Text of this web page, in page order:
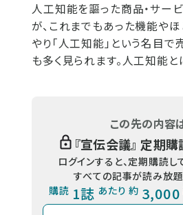
人工知能を謳った商品・サー
が、これまでもあった機能や
やり「人工知能」という名目で
も多く見られます。人工知能
この先の内容
『宣伝会議』 定期
ログインすると、定期購読し
すべての記事が読み放題
購読 1誌 あたり 約 3,000